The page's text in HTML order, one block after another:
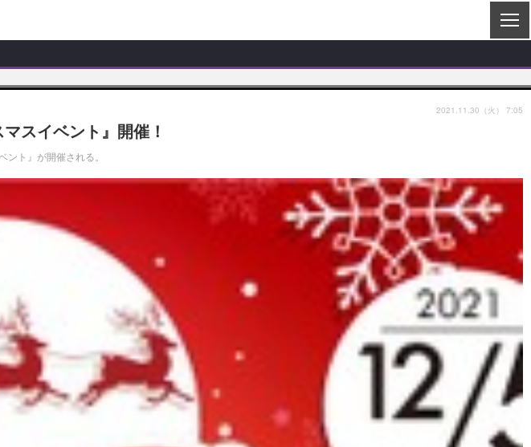
スイベント』開催！
ト』が開催される。
2021.11.30（火） 7:05